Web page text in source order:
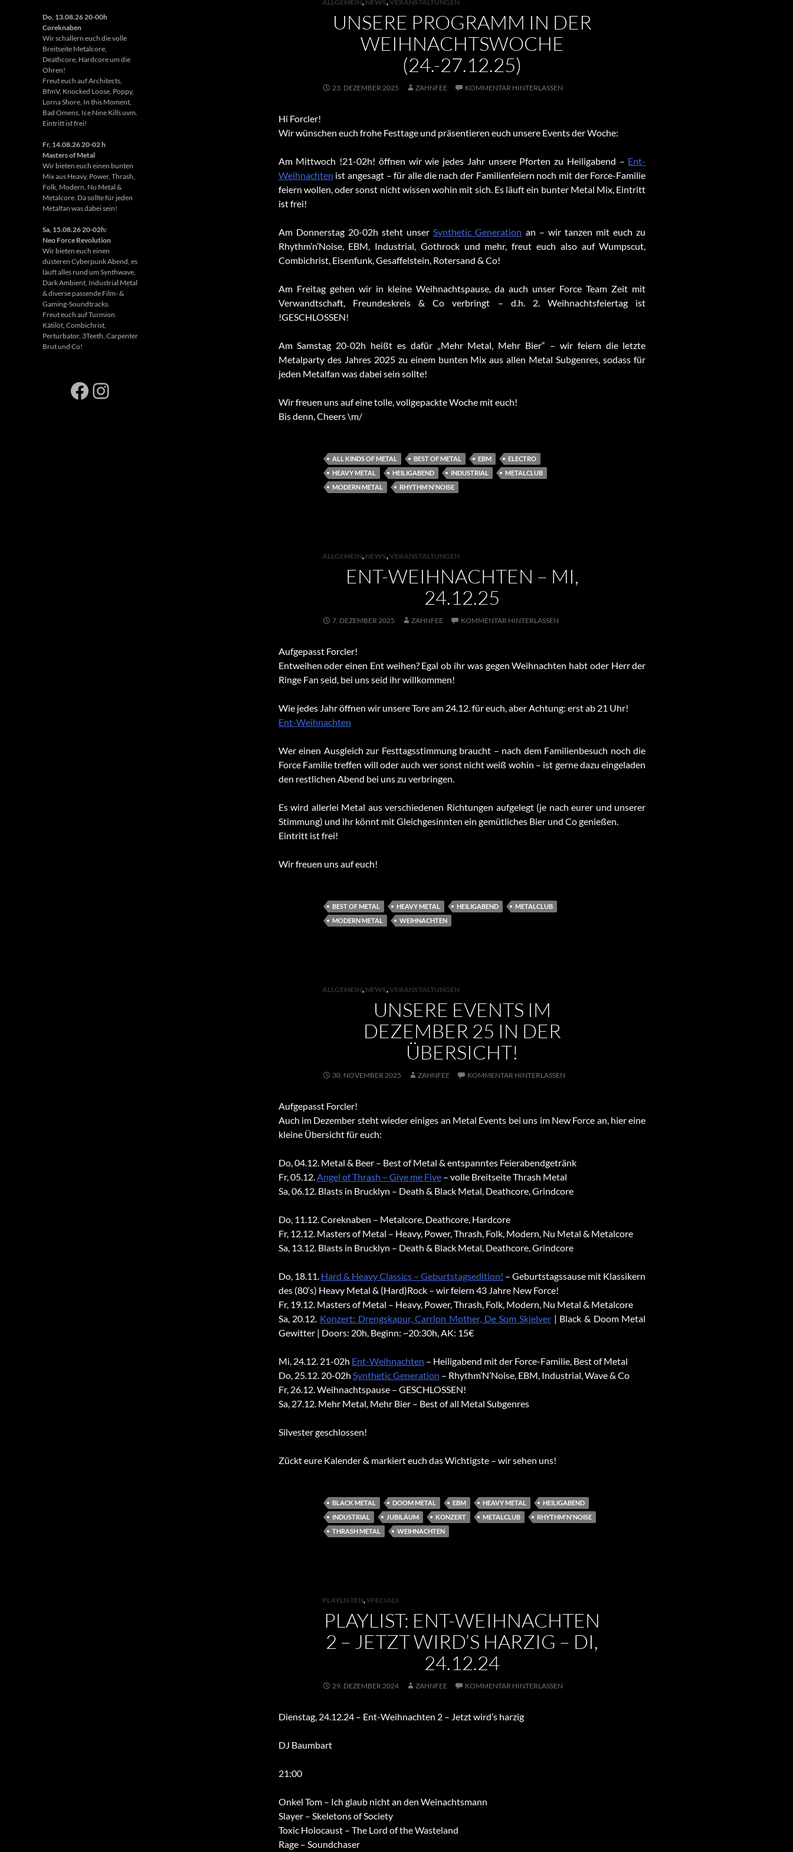
ALLGEMEIN, NEWS,VERANSTALTUNGEN
UNSERE PROGRAMM IN DER
WEIHNACHTSWOCHE
(24.-27.12.25)
23. DEZEMBER 2025 ZAHNFEE KOMMENTAR HINTERLASSEN
Hi Forcler!
Wir wünschen euch frohe Festtage und präsentieren euch unsere Events der Woche:
Am Mittwoch !21-02h! öffnen wir wie jedes Jahr unsere Pforten zu Heiligabend – Ent-
Weihnachten ist angesagt – für alle die nach der Familienfeiern noch mit der Force-Familie
feiern wollen, oder sonst nicht wissen wohin mit sich. Es läuft ein bunter Metal Mix, Eintritt
ist frei!
Am Donnerstag 20-02h steht unserSynthetic Generation an – wir tanzen mit euch zu
Rhythm’n’Noise, EBM, Industrial, Gothrock und mehr, freut euch also auf Wumpscut,
Combichrist, Eisenfunk, Gesaffelstein, Rotersand & Co!
Am Freitag gehen wir in kleine Weihnachtspause, da auch unser Force Team Zeit mit
Verwandtschaft, Freundeskreis & Co verbringt – d.h. 2. Weihnachtsfeiertag ist
!GESCHLOSSEN!
Am Samstag 20-02h heißt es dafür „Mehr Metal, Mehr Bier“ – wir feiern die letzte
Metalparty des Jahres 2025 zu einem bunten Mix aus allen Metal Subgenres, sodass für
jeden Metalfan was dabei sein sollte!
Wir freuen uns auf eine tolle, vollgepackte Woche mit euch!
Bis denn, Cheers \m/
ALL KINDS OF METAL BEST OF METAL EBM
ELECTRO
HEAVY METAL
HEILIGABEND INDUSTRIAL
METALCLUB
MODERN METAL
RHYTHM'N'NOISE
ALLGEMEIN, NEWS,VERANSTALTUNGEN
ENT-WEIHNACHTEN – MI,
24.12.25
7. DEZEMBER 2025 ZAHNFEE KOMMENTAR HINTERLASSEN
Aufgepasst Forcler!
Entweihen oder einen Ent weihen? Egal ob ihr was gegen Weihnachten habt oder Herr der
Ringe Fan seid, bei uns seid ihr willkommen!
Wie jedes Jahr öffnen wir unsere Tore am 24.12. für euch, aber Achtung: erst ab 21 Uhr!
Ent-Weihnachten
Wer einen Ausgleich zur Festtagsstimmung braucht – nach dem Familienbesuch noch die
Force Familie treffen will oder auch wer sonst nicht weiß wohin – ist gerne dazu eingeladen
den restlichen Abend bei uns zu verbringen.
Es wird allerlei Metal aus verschiedenen Richtungen aufgelegt (je nach eurer und unserer
Stimmung) und ihr könnt mit Gleichgesinnten ein gemütliches Bier und Co genießen.
Eintritt ist frei!
Wir freuen uns auf euch!
BEST OF METAL HEAVY METAL HEILIGABEND
METALCLUB
MODERN METAL
WEIHNACHTEN
ALLGEMEIN, NEWS,VERANSTALTUNGEN
UNSERE EVENTS IM
DEZEMBER 25 IN DER
ÜBERSICHT!
30. NOVEMBER 2025 ZAHNFEE KOMMENTAR HINTERLASSEN
Aufgepasst Forcler!
Auch im Dezember steht wieder einiges an Metal Events bei uns im New Force an, hier eine
kleine Übersicht für euch:
Do, 04.12. Metal & Beer – Best of Metal & entspanntes Feierabendgetränk
Fr, 05.12.Angel of Thrash – Give me Five– volle Breitseite Thrash Metal
Sa, 06.12. Blasts in Brucklyn – Death & Black Metal, Deathcore, Grindcore
Do, 11.12. Coreknaben – Metalcore, Deathcore, Hardcore
Fr, 12.12. Masters of Metal – Heavy, Power, Thrash, Folk, Modern, Nu Metal & Metalcore
Sa, 13.12. Blasts in Brucklyn – Death & Black Metal, Deathcore, Grindcore
Do, 18.11. Hard & Heavy Classics – Geburtstagsedition! – Geburtstagssause mit Klassikern
des (80‘s) Heavy Metal & (Hard)Rock – wir feiern 43 Jahre New Force!
Fr, 19.12. Masters of Metal – Heavy, Power, Thrash, Folk, Modern, Nu Metal & Metalcore
Sa, 20.12. Konzert: Drengskapur, Carrion Mother, De Som Skjelver | Black & Doom Metal
Gewitter | Doors: 20h, Beginn: ~20:30h, AK: 15€
Mi, 24.12. 21-02h Ent-Weihnachten – Heiligabend mit der Force-Familie, Best of Metal
Do, 25.12. 20-02h Synthetic Generation – Rhythm’N’Noise, EBM, Industrial, Wave & Co
Fr, 26.12. Weihnachtspause – GESCHLOSSEN!
Sa, 27.12. Mehr Metal, Mehr Bier – Best of all Metal Subgenres
Silvester geschlossen!
Zückt eure Kalender & markiert euch das Wichtigste – wir sehen uns!
BLACK METAL DOOM METAL EBM HEAVY METAL
HEILIGABEND
INDUSTRIAL
JUBILÄUM KONZERT METALCLUB
RHYTHM'N'NOISE
THRASH METAL
WEIHNACHTEN
PLAYLISTEN, SPECIALS
PLAYLIST: ENT-WEIHNACHTEN
2 – JETZT WIRD’S HARZIG – DI,
24.12.24
29. DEZEMBER 2024 ZAHNFEE KOMMENTAR HINTERLASSEN
Dienstag, 24.12.24 – Ent-Weihnachten 2 – Jetzt wird’s harzig
DJ Baumbart
21:00
Onkel Tom – Ich glaub nicht an den Weinachtsmann
Slayer – Skeletons of Society
Toxic Holocaust – The Lord of the Wasteland
Rage – Soundchaser
Do, 13.08.26 20-00h
Coreknaben
Wir schallern euch die volle
Breitseite Metalcore,
Deathcore, Hardcore um die
Ohren!
Freut euch auf Architects,
BfmV, Knocked Loose, Poppy,
Lorna Shore, In this Moment,
Bad Omens, Ice Nine Kills uvm.
Eintritt ist frei!
Fr, 14.08.26 20-02 h
Masters of Metal
Wir bieten euch einen bunten
Mix aus Heavy, Power, Thrash,
Folk, Modern, Nu Metal &
Metalcore. Da sollte für jeden
Metalfan was dabei sein!
Sa, 15.08.26 20-02h:
Neo Force Revolution
Wir bieten euch einen
düsteren Cyberpunk Abend, es
läuft alles rund um Synthwave,
Dark Ambient, Industrial Metal
& diverse passende Film- &
Gaming-Soundtracks.
Freut euch auf Turmion
Kätilöt, Combichrist,
Perturbator, 3Teeth, Carpenter
Brut und Co!
Facebook
Instagram